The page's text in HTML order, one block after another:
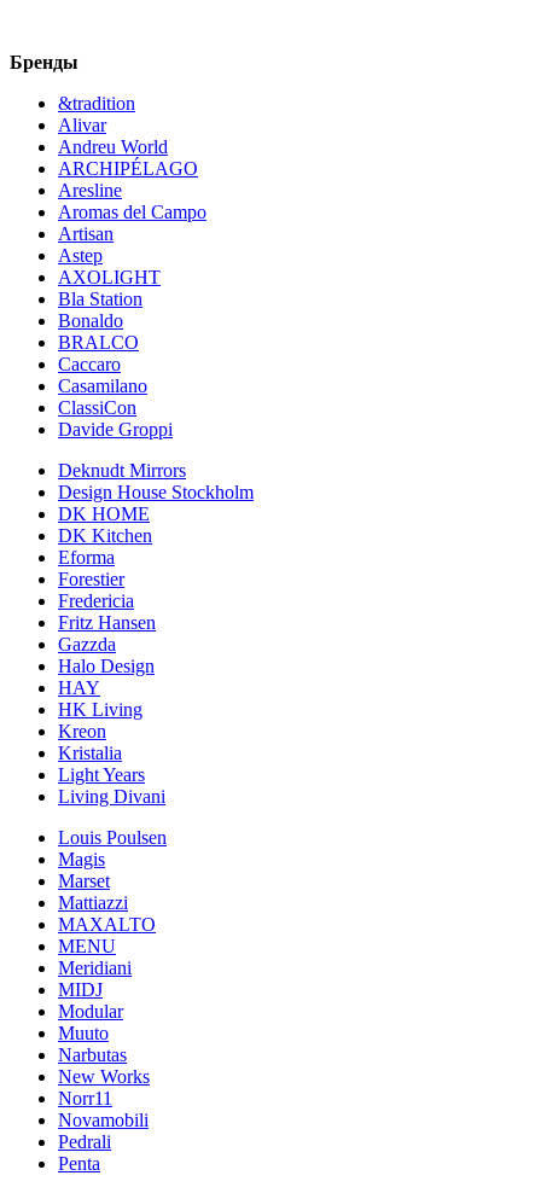
Бренды
&tradition
Alivar
Andreu World
ARCHIPÉLAGO
Aresline
Aromas del Campo
Artisan
Astep
AXOLIGHT
Bla Station
Bonaldo
BRALCO
Caccaro
Casamilano
ClassiCon
Davide Groppi
Deknudt Mirrors
Design House Stockholm
DK HOME
DK Kitchen
Eforma
Forestier
Fredericia
Fritz Hansen
Gazzda
Halo Design
HAY
HK Living
Kreon
Kristalia
Light Years
Living Divani
Louis Poulsen
Magis
Marset
Mattiazzi
MAXALTO
MENU
Meridiani
MIDJ
Modular
Muuto
Narbutas
New Works
Norr11
Novamobili
Pedrali
Penta